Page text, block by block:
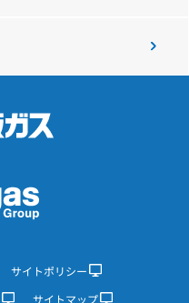
サイトポリシー
サイトマップ